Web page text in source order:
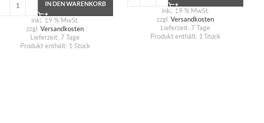
IN DEN WARENKORB
inkl. 19 % MwSt.
zzgl. Versandkosten
Lieferzeit: 7 Tage
Produkt enthält: 1 Stück
inkl. 19 % MwSt.
zzgl. Versandkosten
Lieferzeit: 7 Tage
Produkt enthält: 1 Stück